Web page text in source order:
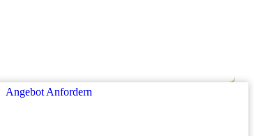
Angebot Anfordern